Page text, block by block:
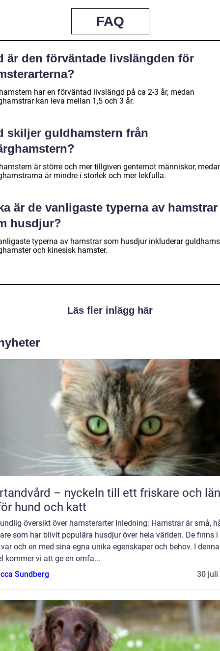
FAQ
är den förväntade livslängden för
har en förväntad livslängd på ca 2-3 år, medan
kan leva mellan 1,5 och 3 år.
skiljer guldhamstern från
är större och mer tillgiven gentemot människor,
är mindre i storlek och mer lekfulla.
är de vanligaste typerna av hamstrar
husdjur?
typerna av hamstrar som husdjur inkluderar
och kinesisk hamster.
Läs fler inlägg här
– nyckeln till ett friskare och
hund och katt
översikt över hamsterarter Inledning: Hamstrar är små,
som har blivit populära husdjur över hela världen. De finns
var och en med sina egna unika egenskaper och behov. I denna
kommer vi att ge en omfa...
Sundberg
30 juli